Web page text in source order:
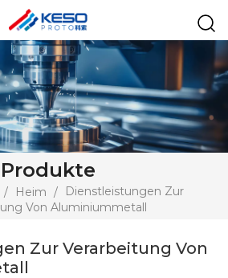
Produkte
/ Heim /
Dienstleistungen Zur
Von Aluminiummetall
Zur Verarbeitung Von